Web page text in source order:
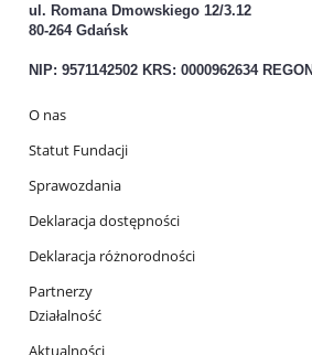
ul. Romana Dmowskiego 12/3.12
80-264 Gdańsk
NIP: 9571142502 KRS: 0000962634
O nas
Statut Fundacji
Sprawozdania
Deklaracja dostępności
Deklaracja różnorodności
Partnerzy
Działalność
Aktualności